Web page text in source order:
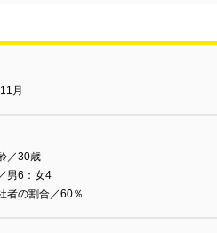
月
／30歳
男6：女4
者の割合／60％